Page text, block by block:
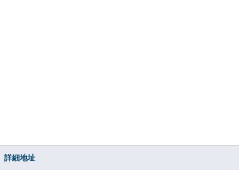
詳細地址